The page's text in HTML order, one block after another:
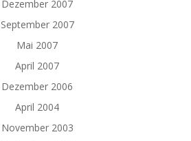
Dezember 2007
September 2007
Mai 2007
April 2007
Dezember 2006
April 2004
November 2003